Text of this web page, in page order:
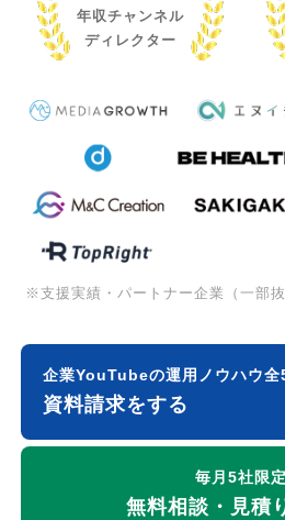
年収チャンネル
ディレクター
※支援実績・パートナー企業（一部抜
企業YouTubeの運用ノウハウ全
資料請求をする
毎月5社限定
無料相談・見積